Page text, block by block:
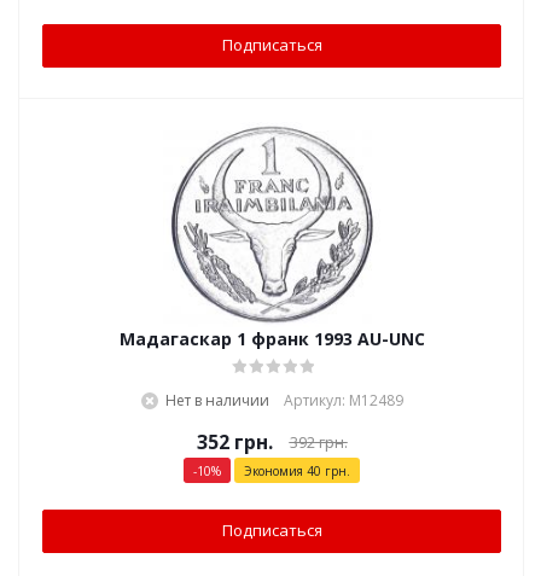
Подписаться
Мадагаскар 1 франк 1993 AU-UNC
Нет в наличии Артикул: М12489
352грн. 392грн.
-10% Экономия 40 грн.
Подписаться